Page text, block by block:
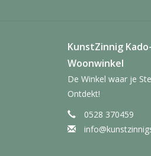
KunstZinnig
Woonwinkel
De Winkel waar je
Ontdekt!
0528 370459